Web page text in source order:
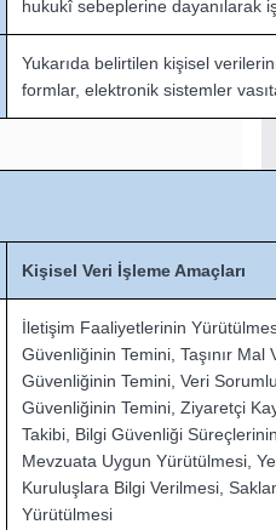
hukukî sebeplerine dayanılarak
Yukarıda belirtilen kişisel
formlar, elektronik sistemler
Kişisel Veri İşleme Amaçları
İletişim Faaliyetlerinin
Güvenliğinin Temini, Taşınır Mal
Güvenliğinin Temini, Veri
Güvenliğinin Temini, Ziyaretçi
Takibi, Bilgi Güvenliği
Mevzuata Uygun Yürütülmesi,
Kuruluşlara Bilgi Verilmesi,
Yürütülmesi